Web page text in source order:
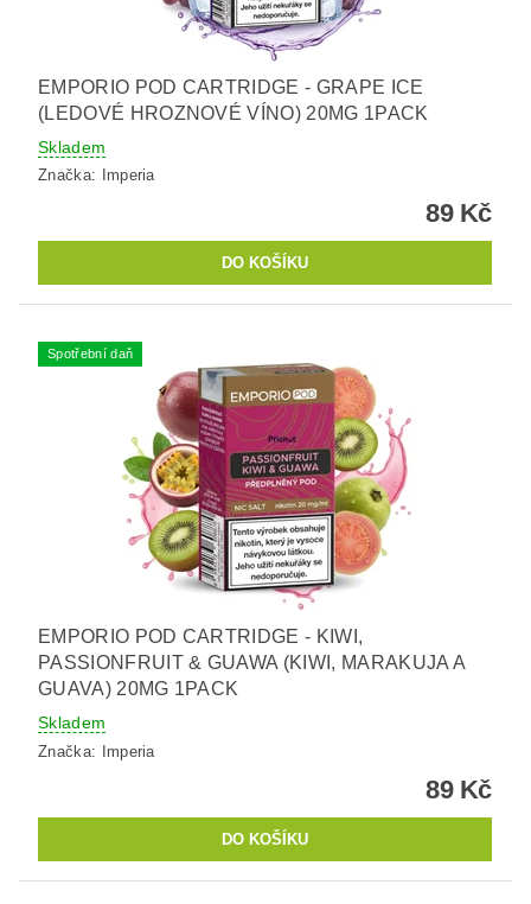
EMPORIO POD CARTRIDGE - GRAPE ICE
(LEDOVÉ HROZNOVÉ VÍNO) 20MG 1PACK
Skladem
Značka: Imperia
89 Kč
Spotřební daň
EMPORIO POD CARTRIDGE - KIWI,
PASSIONFRUIT & GUAWA (KIWI, MARAKUJA A
GUAVA) 20MG 1PACK
Skladem
Značka: Imperia
89 Kč